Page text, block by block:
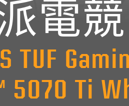
電競
TUF
5070 Ti